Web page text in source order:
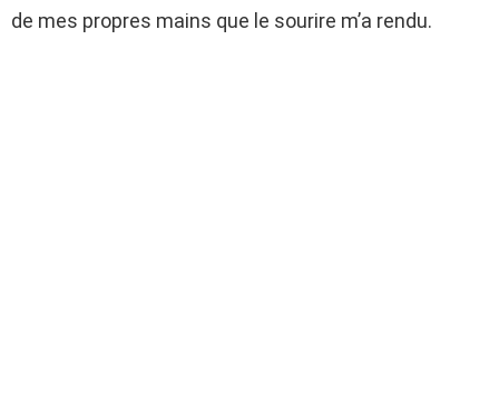
de mes propres mains que le sourire m’a rendu.